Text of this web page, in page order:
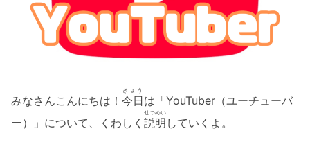
みなさんこんにちは！ 今日
きょう
は「YouTuber（ユーチューバ
ー）」について、くわしく 説明
せつめい
していくよ。